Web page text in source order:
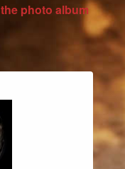
photo album